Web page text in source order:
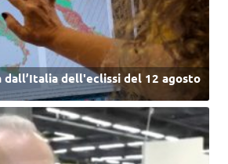
dall’Italia dell'eclissi del 12 agosto